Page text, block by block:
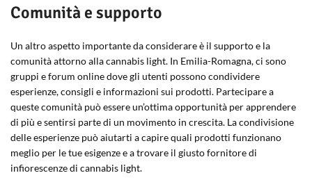
Comunità e supporto
Un altro aspetto importante da considerare è il supporto e la
comunità attorno alla cannabis light. In Emilia-Romagna, ci sono
gruppi e forum online dove gli utenti possono condividere
esperienze, consigli e informazioni sui prodotti. Partecipare a
queste comunità può essere un’ottima opportunità per apprendere
di più e sentirsi parte di un movimento in crescita. La condivisione
delle esperienze può aiutarti a capire quali prodotti funzionano
meglio per le tue esigenze e a trovare il giusto fornitore di
infiorescenze di cannabis light.